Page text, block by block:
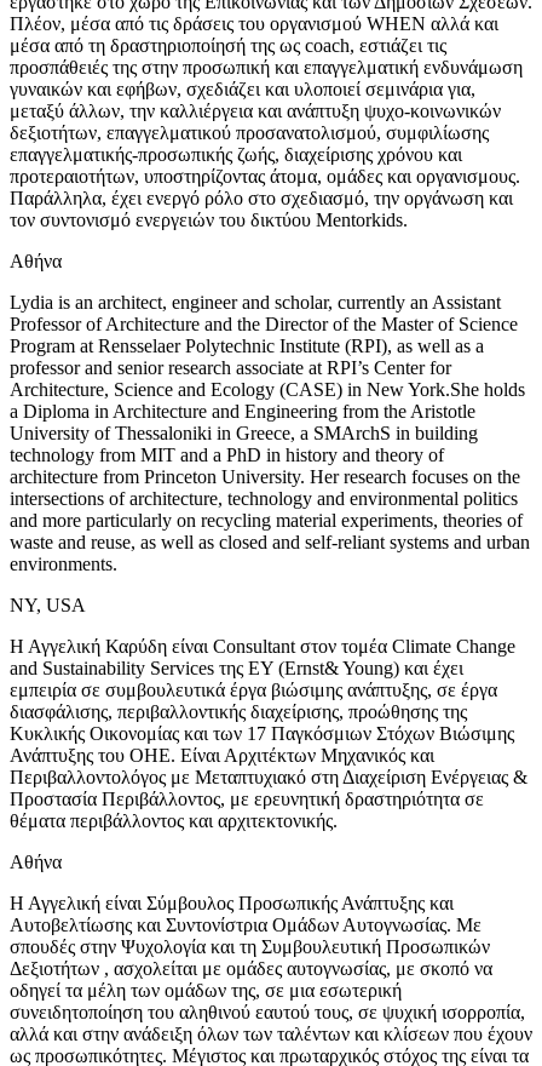
Πλέον, μέσα από τις δράσεις του οργανισμού WHEN αλλά και
μέσα από τη δραστηριοποίησή της ως coach, εστιάζει τις
προσπάθειές της στην προσωπική και επαγγελματική ενδυνάμωση
γυναικών και εφήβων, σχεδιάζει και υλοποιεί σεμινάρια για,
μεταξύ άλλων, την καλλιέργεια και ανάπτυξη ψυχο-κοινωνικών
δεξιοτήτων, επαγγελματικού προσανατολισμού, συμφιλίωσης
επαγγελματικής-προσωπικής ζωής, διαχείρισης χρόνου και
προτεραιοτήτων, υποστηρίζοντας άτομα, ομάδες και οργανισμους.
Παράλληλα, έχει ενεργό ρόλο στο σχεδιασμό, την οργάνωση και
τον συντονισμό ενεργειών του δικτύου Mentorkids.
Αθήνα
Lydia is an architect, engineer and scholar, currently an Assistant
Professor of Architecture and the Director of the Master of Science
Program at Rensselaer Polytechnic Institute (RPI), as well as a
professor and senior research associate at RPI’s Center for
Architecture, Science and Ecology (CASE) in New York.She holds
a Diploma in Architecture and Engineering from the Aristotle
University of Thessaloniki in Greece, a SMArchS in building
technology from MIT and a PhD in history and theory of
architecture from Princeton University. Her research focuses on the
intersections of architecture, technology and environmental politics
and more particularly on recycling material experiments, theories of
waste and reuse, as well as closed and self-reliant systems and urban
environments.
NY, USA
Η Αγγελική Καρύδη είναι Consultant στον τομέα Climate Change
and Sustainability Services της EY (Ernst& Young) και έχει
εμπειρία σε συμβουλευτικά έργα βιώσιμης ανάπτυξης, σε έργα
διασφάλισης, περιβαλλοντικής διαχείρισης, προώθησης της
Κυκλικής Οικονομίας και των 17 Παγκόσμιων Στόχων Βιώσιμης
Ανάπτυξης του ΟΗΕ. Είναι Αρχιτέκτων Μηχανικός και
Περιβαλλοντολόγος με Μεταπτυχιακό στη Διαχείριση Ενέργειας &
Προστασία Περιβάλλοντος, με ερευνητική δραστηριότητα σε
θέματα περιβάλλοντος και αρχιτεκτονικής.
Αθήνα
Η Αγγελική είναι Σύμβουλος Προσωπικής Ανάπτυξης και
Αυτοβελτίωσης και Συντονίστρια Ομάδων Αυτογνωσίας. Με
σπουδές στην Ψυχολογία και τη Συμβουλευτική Προσωπικών
Δεξιοτήτων , ασχολείται με ομάδες αυτογνωσίας, με σκοπό να
οδηγεί τα μέλη των ομάδων της, σε μια εσωτερική
συνειδητοποίηση του αληθινού εαυτού τους, σε ψυχική ισορροπία,
αλλά και στην ανάδειξη όλων των ταλέντων και κλίσεων που έχουν
ως προσωπικότητες. Μέγιστος και πρωταρχικός στόχος της είναι τα